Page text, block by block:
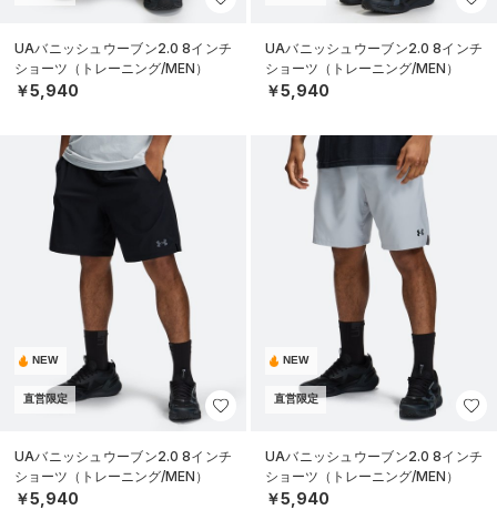
UAバニッシュウーブン2.0 8インチ
ショーツ（トレーニング/MEN）
￥5,940
UAバニッシュウーブン2.0 8インチ
ショーツ（トレーニング/MEN）
￥5,940
NEW
直営限定
UAバニッシュウーブン2.0 8インチ
ショーツ（トレーニング/MEN）
￥5,940
NEW
直営限定
UAバニッシュウーブン2.0 8インチ
ショーツ（トレーニング/MEN）
￥5,940